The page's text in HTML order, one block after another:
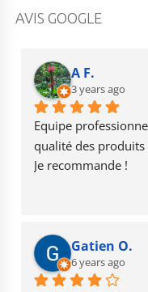
c
b
o
o
k
a
r
a
m
b
e
AVIS GOOGLE
A F.
3 years ago
Equipe
qualité des produits
Je recommande !
Gatien O.
6 years ago